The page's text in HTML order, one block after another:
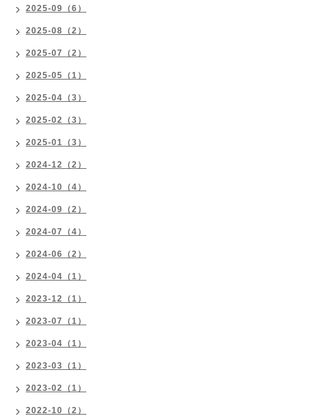
2025-09（6）
2025-08（2）
2025-07（2）
2025-05（1）
2025-04（3）
2025-02（3）
2025-01（3）
2024-12（2）
2024-10（4）
2024-09（2）
2024-07（4）
2024-06（2）
2024-04（1）
2023-12（1）
2023-07（1）
2023-04（1）
2023-03（1）
2023-02（1）
2022-10（2）